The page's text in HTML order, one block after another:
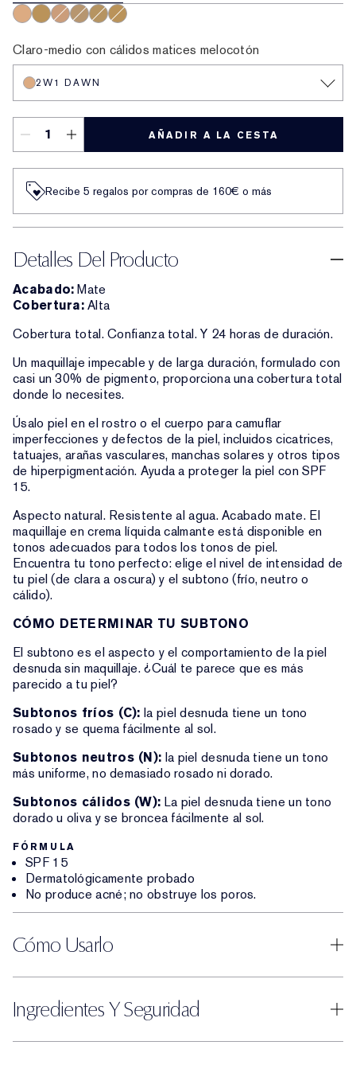
Claro-medio con cálidos matices melocotón
2W1 DAWN
AÑADIR A LA CESTA
Recibe 5 regalos por compras de 160€ o más
Detalles Del Producto
Acabado: Mate
Cobertura:Alta
Cobertura total. Confianza total. Y 24 horas de duración.
Un maquillaje impecable y de larga duración, formulado con
casi un 30% de pigmento, proporciona una cobertura total
donde lo necesites.
Úsalo piel en el rostro o el cuerpo para camuflar
imperfecciones y defectos de la piel, incluidos cicatrices,
tatuajes, arañas vasculares, manchas solares y otros tipos
de hiperpigmentación. Ayuda a proteger la piel con SPF
15.
Aspecto natural. Resistente al agua. Acabado mate. El
maquillaje en crema líquida calmante está disponible en
tonos adecuados para todos los tonos de piel.
Encuentra tu tono perfecto: elige el nivel de intensidad de
tu piel (de clara a oscura) y el subtono (frío, neutro o
cálido).
CÓMO DETERMINAR TU SUBTONO
El subtono es el aspecto y el comportamiento de la piel
desnuda sin maquillaje. ¿Cuál te parece que es más
parecido a tu piel?
Subtonos fríos (C): la piel desnuda tiene un tono
rosado y se quema fácilmente al sol.
Subtonos neutros (N): la piel desnuda tiene un tono
más uniforme, no demasiado rosado ni dorado.
Subtonos cálidos (W): La piel desnuda tiene un tono
dorado u oliva y se broncea fácilmente al sol.
FÓRMULA
SPF 15
Dermatológicamente probado
No produce acné; no obstruye los poros.
Cómo Usarlo
Ingredientes Y Seguridad